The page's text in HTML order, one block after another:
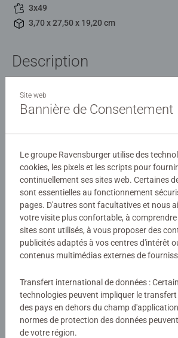
3x49
3,70 x 27,50 x 19,20 cm
Description
Faites des bêtises avec Kevin, Stuart,
dans notre trio de puzzles Funny
Détails
Numéro d'article:
05082
EAN:
4005556050826
Avertissements et informations du
Produits similaires
Aucune évaluation n'a
soumise
Site web
Bannière de Consentement
Le groupe Ravensburger utilise des
cookies, les pixels et les scripts pour
continuellement ses sites web. Certaines
sont essentielles au fonctionnement
pages. D'autres sont facultatives et nous
votre visite plus confortable, à
sites sont utilisés, à vous proposer des
publicités adaptés à vos centres d'intérêt
contenus multimédias externes de
Transfert international de données :
technologies peuvent impliquer le transfert
des pays en dehors du champ
normes de protection des données
de votre région.